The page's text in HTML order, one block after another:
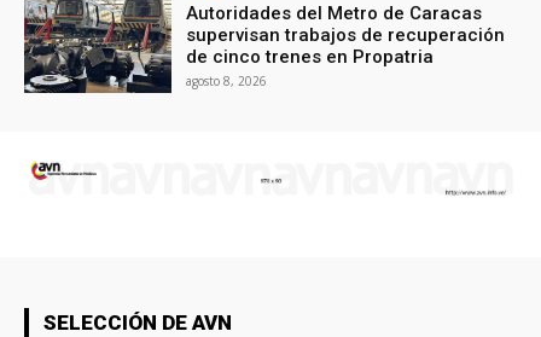
Autoridades del Metro de Caracas
supervisan trabajos de recuperación
de cinco trenes en Propatria
agosto 8, 2026
SELECCIÓN DE AVN